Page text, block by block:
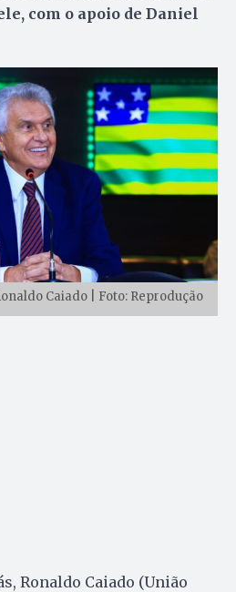
com o apoio de Daniel
Caiado | Foto: Reprodução
Ronaldo Caiado (União